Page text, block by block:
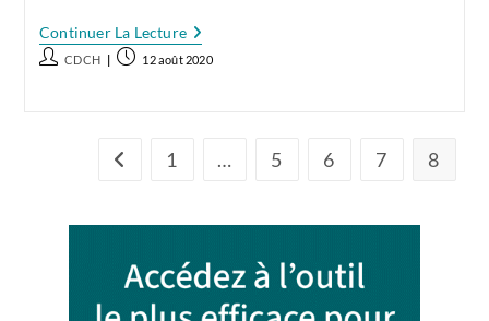
Continuer La LectureLes
Modes
De
Indice
Vos
Et
Vos
Gains
!
Auteur/autrice
CDCH
Publication
12 août 2020
Go to the previous page
1 … 5 6 7 8